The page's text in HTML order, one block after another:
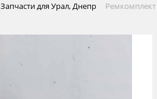
Запчасти для Урал, Днепр